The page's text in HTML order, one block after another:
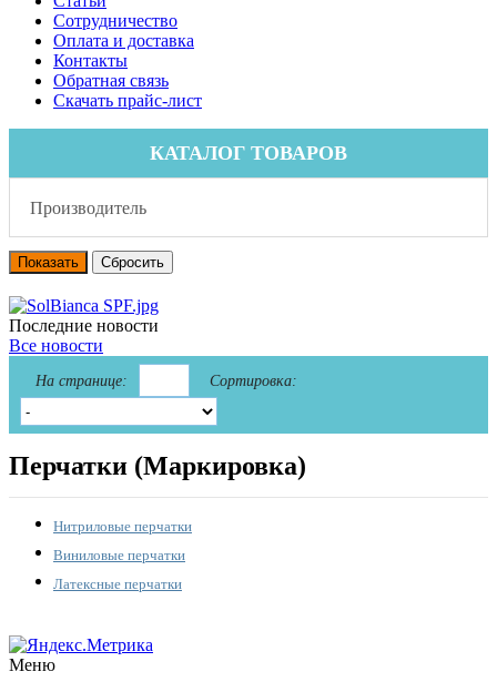
Сотрудничество
Оплата и доставка
Контакты
Обратная связь
Скачать прайс-лист
КАТАЛОГ ТОВАРОВ
Производитель
Последние новости
Все новости
На странице: Сортировка:
Перчатки (Маркировка)
Нитриловые перчатки
Виниловые перчатки
Латексные перчатки
Меню